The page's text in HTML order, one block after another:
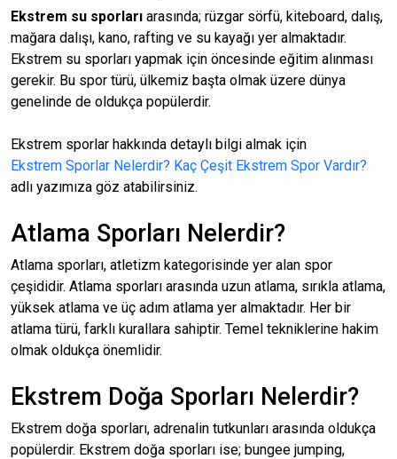
Ekstrem su sporları arasında; rüzgar sörfü, kiteboard, dalış,
mağara dalışı, kano, rafting ve su kayağı yer almaktadır.
Ekstrem su sporları yapmak için öncesinde eğitim alınması
gerekir. Bu spor türü, ülkemiz başta olmak üzere dünya
genelinde de oldukça popülerdir.
Ekstrem sporlar hakkında detaylı bilgi almak için
Ekstrem Sporlar Nelerdir? Kaç Çeşit Ekstrem Spor Vardır?
adlı yazımıza göz atabilirsiniz.
Atlama Sporları Nelerdir?
Atlama sporları, atletizm kategorisinde yer alan spor
çeşididir. Atlama sporları arasında uzun atlama, sırıkla atlama,
yüksek atlama ve üç adım atlama yer almaktadır. Her bir
atlama türü, farklı kurallara sahiptir. Temel tekniklerine hakim
olmak oldukça önemlidir.
Ekstrem Doğa Sporları Nelerdir?
Ekstrem doğa sporları, adrenalin tutkunları arasında oldukça
popülerdir. Ekstrem doğa sporları ise; bungee jumping,